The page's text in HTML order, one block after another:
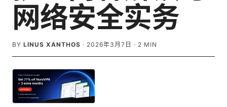
网络安全实务
BY LINUS XANTHOS · 2026年3月7日 · 2 MIN